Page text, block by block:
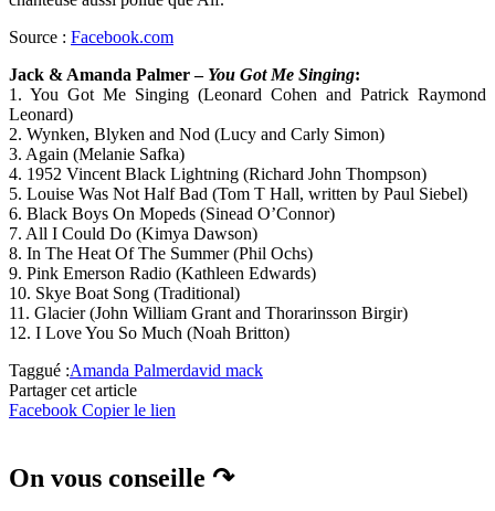
Source : Facebook.com
Jack & Amanda Palmer – You Got Me Singing:
1. You Got Me Singing (Leonard Cohen and Patrick Raymond
Leonard)
2. Wynken, Blyken and Nod (Lucy and Carly Simon)
3. Again (Melanie Safka)
4. 1952 Vincent Black Lightning (Richard John Thompson)
5. Louise Was Not Half Bad (Tom T Hall, written by Paul Siebel)
6. Black Boys On Mopeds (Sinead O’Connor)
7. All I Could Do (Kimya Dawson)
8. In The Heat Of The Summer (Phil Ochs)
9. Pink Emerson Radio (Kathleen Edwards)
10. Skye Boat Song (Traditional)
11. Glacier (John William Grant and Thorarinsson Birgir)
12. I Love You So Much (Noah Britton)
Taggué :Amanda Palmerdavid mack
Partager cet article
Facebook Copier le lien
On vous conseille ↷